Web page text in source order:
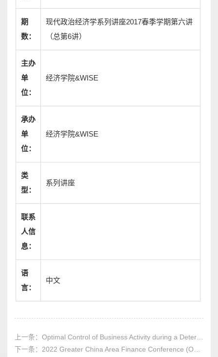
期
数：
现代政治经济学系列讲座2017春季学期第六讲
（总第6讲）
主办
单
位：
经济学院&WISE
承办
单
位：
经济学院&WISE
类
型：
系列讲座
联系
人信
息：
语
言：
中文
上一条： Optimal Control of Business Activity during a Deterministic Pandemic
下一条： 2022 Greater China Area Finance Conference (Opening Remarks, Keynote Session I & II）